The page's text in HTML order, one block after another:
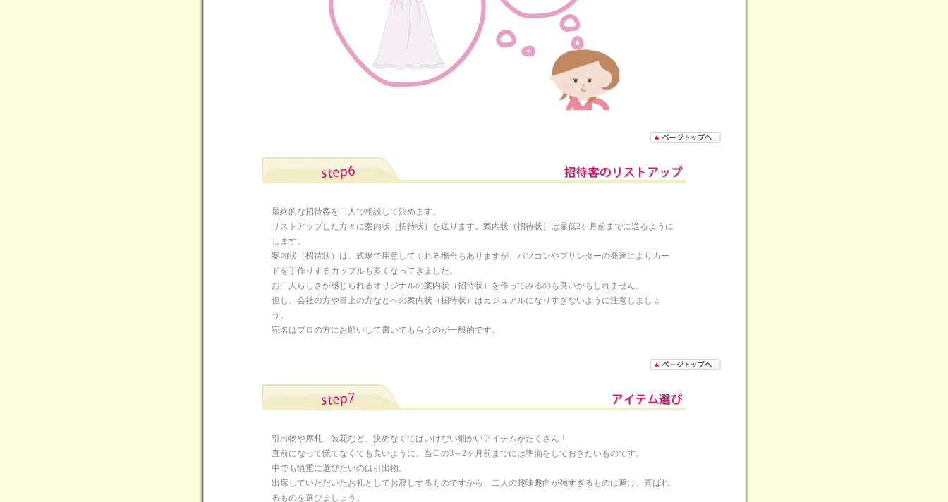
最終的な招待客を二人で相談して決めます。
リストアップした方々に案内状（招待状）を送ります。案内状（招待状）は最低2ヶ月前までに送るように
します。
案内状（招待状）は、式場で用意してくれる場合もありますが、パソコンやプリンターの発達によりカー
ドを手作りするカップルも多くなってきました。
お二人らしさが感じられるオリジナルの案内状（招待状）を作ってみるのも良いかもしれません。
但し、会社の方や目上の方などへの案内状（招待状）はカジュアルになりすぎないように注意しましょ
う。
宛名はプロの方にお願いして書いてもらうのが一般的です。
引出物や席札、装花など、決めなくてはいけない細かいアイテムがたくさん！
直前になって慌てなくても良いように、当日の3～2ヶ月前までには準備をしておきたいものです。
中でも慎重に選びたいのは引出物。
出席していただいたお礼としてお渡しするものですから、二人の趣味趣向が強すぎるものは避け、喜ばれ
るものを選びましょう。